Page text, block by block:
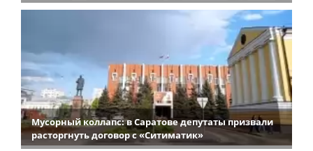
Мусорный коллапс: в Саратове депутаты призвали
расторгнуть договор с «Ситиматик»